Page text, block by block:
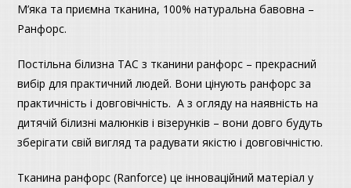
М’яка та приємна тканина, 100% натуральна бавовна –
Ранфорс.
Постільна білизна ТАС з тканини ранфорс – прекрасний
вибір для практичний людей. Вони цінують ранфорс за
практичність і довговічність. А з огляду на наявність на
дитячій білизні малюнків і візерунків – вони довго будуть
зберігати свій вигляд та радувати якістю і довговічністю.
Тканина ранфорс (Ranforce) це інноваційний матеріал у